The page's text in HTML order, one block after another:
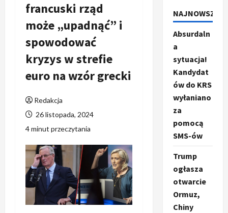
francuski rząd
może „upadnąć” i
spowodować
kryzys w strefie
euro na wzór grecki
Redakcja
26 listopada, 2024
4 minut przeczytania
NAJNOWSZE
Absurdaln
a
sytuacja!
Kandydat
ów do KRS
wyłaniano
za
pomocą
SMS-ów
Trump
ogłasza
otwarcie
Ormuz,
Chiny